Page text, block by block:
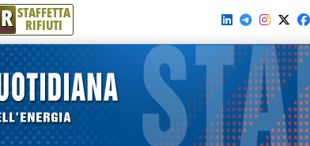
R STAFFETTA
RIFIUTI